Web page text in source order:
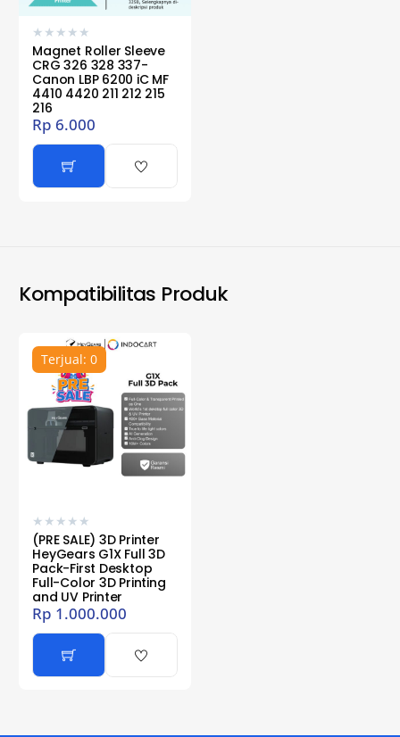
★ ★ ★ ★ ★
Magnet Roller Sleeve
CRG 326 328 337-
Canon LBP 6200 iC MF
4410 4420 211 212 215
216
Rp 6.000
Kompatibilitas Produk
Terjual: 0
★ ★ ★ ★ ★
(PRE SALE) 3D Printer
HeyGears G1X Full 3D
Pack-First Desktop
Full-Color 3D Printing
and UV Printer
Rp 1.000.000